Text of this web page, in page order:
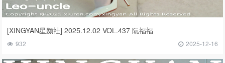
[XINGYAN星颜社] 2025.12.02 VOL.437 阮福福
932 2025-12-16